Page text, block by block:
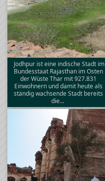
Jodhpur ist eine indische Stadt im
Bundesstaat Rajasthan im Osten
der Wüste Thar mit 927.831
Einwohnern und damit heute als
ständig wachsende Stadt bereits
die…